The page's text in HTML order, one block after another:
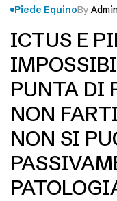
Piede EquinoBy
ICTUS E
PUNTA DI
NON
NON SI